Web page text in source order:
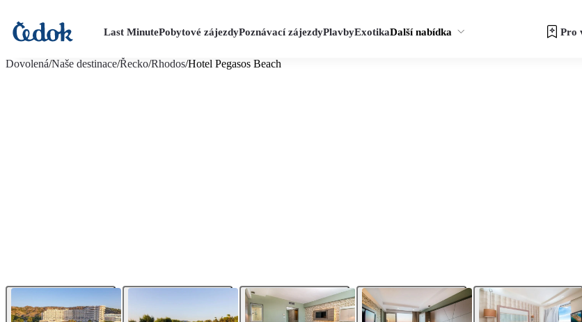
Last MinutePobytové zájezdyPoznávací zájezdyPlavbyExotikaDalší nabídka Pro
Dovolená/Naše destinace/Řecko/Rhodos/Hotel Pegasos Beach